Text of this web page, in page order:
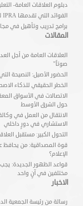
دبلوم العلاقات العامة-
الفوائد التي تقدمها IPRA للأعضاء فيها
برامج تدريب وتأهيل في
المقالات
العلاقات العامة من أجل
صوتاً"
الحضور الأصيل: النصيحة
الخطر الحقيقي للذكاء
الاتصالات في الأسواق
حول الشرق الأوسط
الانتقال من العمل في
الاستشاري في دورٍ داخلي
التحول الكبير: مستقبل
قوة المصداقية: من
الإعلام؟
قواعد الظهور الجديدة:
مختلفين في آنٍ واحد
الاخبار